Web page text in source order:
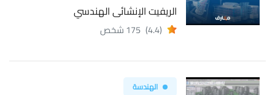
الريفيت الإنشائى الهندسي
(4.4) 175 شخص
الهندسة